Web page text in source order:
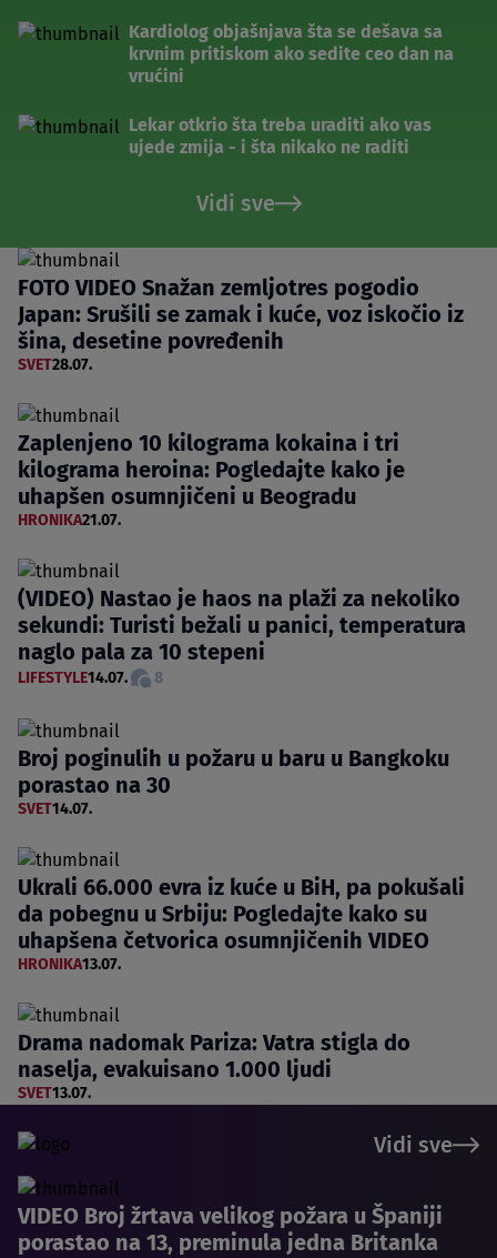
Kardiolog objašnjava šta se dešava sa
krvnim pritiskom ako sedite ceo dan na
vrućini
Lekar otkrio šta treba uraditi ako vas
ujede zmija - i šta nikako ne raditi
Vidi sve
FOTO VIDEO Snažan zemljotres pogodio
Japan: Srušili se zamak i kuće, voz iskočio iz
šina, desetine povređenih
SVET28.07.
Zaplenjeno 10 kilograma kokaina i tri
kilograma heroina: Pogledajte kako je
uhapšen osumnjičeni u Beogradu
HRONIKA21.07.
(VIDEO) Nastao je haos na plaži za nekoliko
sekundi: Turisti bežali u panici, temperatura
naglo pala za 10 stepeni
LIFESTYLE14.07. 8
Broj poginulih u požaru u baru u Bangkoku
porastao na 30
SVET14.07.
Ukrali 66.000 evra iz kuće u BiH, pa pokušali
da pobegnu u Srbiju: Pogledajte kako su
uhapšena četvorica osumnjičenih VIDEO
HRONIKA13.07.
Drama nadomak Pariza: Vatra stigla do
naselja, evakuisano 1.000 ljudi
SVET13.07.
Vidi sve
VIDEO Broj žrtava velikog požara u Španiji
porastao na 13, preminula jedna Britanka